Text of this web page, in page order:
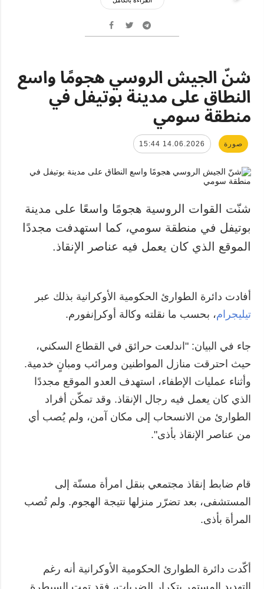
شنّ الجيش الروسي هجومًا واسع
النطاق على مدينة بوتيفل في
منطقة سومي
صورة 14.06.2026 15:44
شنّت القوات الروسية هجومًا واسعًا على مدينة
بوتيفل في منطقة سومي، كما استهدفت مجددًا
الموقع الذي كان يعمل فيه عناصر الإنقاذ.
أفادت دائرة الطوارئ الحكومية الأوكرانية بذلك عبر
تيليجرام، بحسب ما نقلته وكالة أوكرإنفورم.
جاء في البيان: "اندلعت حرائق في القطاع السكني،
حيث احترقت منازل المواطنين ومرائب ومبانٍ خدمية.
وأثناء عمليات الإطفاء، استهدف العدو الموقع مجددًا
الذي كان يعمل فيه رجال الإنقاذ. وقد تمكّن أفراد
الطوارئ من الانسحاب إلى مكان آمن، ولم يُصب أي
من عناصر الإنقاذ بأذى".
قام ضابط إنقاذ مجتمعي بنقل امرأة مسنّة إلى
المستشفى، بعد تضرّر منزلها نتيجة الهجوم. ولم تُصب
المرأة بأذى.
أكّدت دائرة الطوارئ الحكومية الأوكرانية أنه رغم
التهديد المستمر بتكرار الضربات، فقد تمت السيطرة